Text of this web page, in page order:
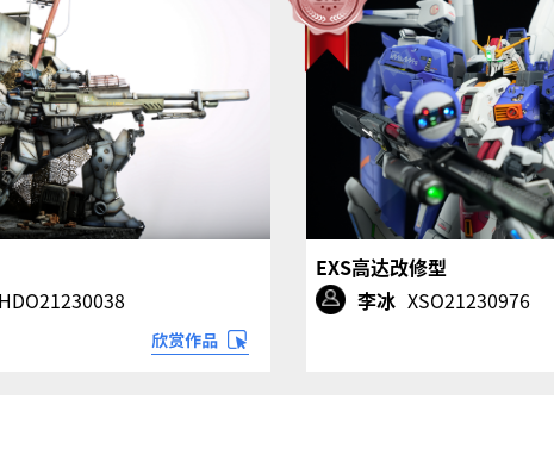
HDO21230038
EXS高达改修型
李冰
XSO21230976